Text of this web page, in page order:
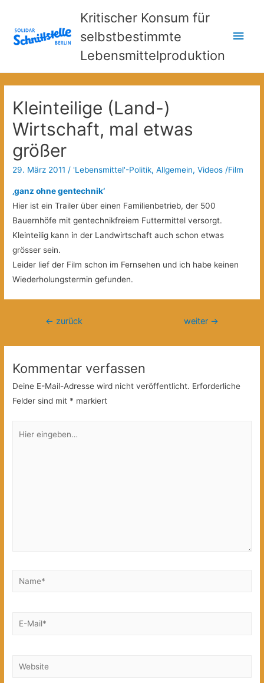
Kritischer Konsum für
selbstbestimmte
Lebensmittelproduktion
Kleinteilige (Land-)
Wirtschaft, mal etwas
größer
29. März 2011 / 'Lebensmittel'-Politik,Allgemein,Videos /Film
‚ganz ohne gentechnik‘
Hier ist ein Trailer über einen Familienbetrieb, der 500
Bauernhöfe mit gentechnikfreiem Futtermittel versorgt.
Kleinteilig kann in der Landwirtschaft auch schon etwas
grösser sein.
Leider lief der Film schon im Fernsehen und ich habe keinen
Wiederholungstermin gefunden.
Beitragsnavigation
← zurück weiter →
Kommentar verfassen
Deine E-Mail-Adresse wird nicht veröffentlicht. Erforderliche
Felder sind mit * markiert
eingeben…
Name*
E-
Website